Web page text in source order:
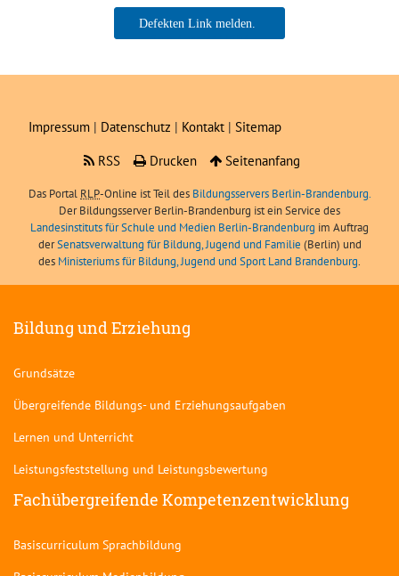
Boris Angerer, LIBRA
Impressum | Datenschutz | Kontakt | Sitemap
RSS
Drucken Seitenanfang
Das Portal RLP-Online ist Teil des Bildungsservers Berlin-Brandenburg.
Der Bildungsserver Berlin-Brandenburg ist ein Service des
Landesinstituts für Schule und Medien Berlin-Brandenburg im Auftrag
derSenatsverwaltung für Bildung, Jugend und Familie (Berlin) und
des Ministeriums für Bildung, Jugend und Sport Land Brandenburg.
Bildung und Erziehung
Grundsätze
Übergreifende Bildungs- und Erziehungsaufgaben
Lernen und Unterricht
Leistungsfeststellung und Leistungsbewertung
Fachübergreifende Kompetenzentwicklung
Basiscurriculum Sprachbildung